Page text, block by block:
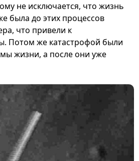
не исключается, что жизнь
была до этих процессов
что привели к
Потом же катастрофой были
жизни, а после они уже